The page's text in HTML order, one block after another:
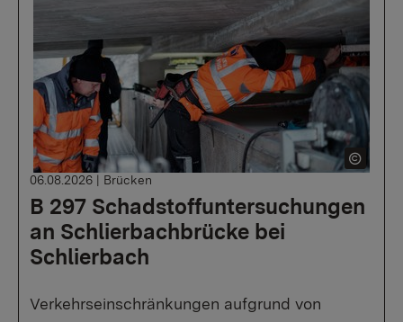
B 297 Schadstoffuntersuchungen
an Schlierbachbrücke bei
Schlierbach
06.08.2026 | Brücken
Verkehrseinschränkungen aufgrund von